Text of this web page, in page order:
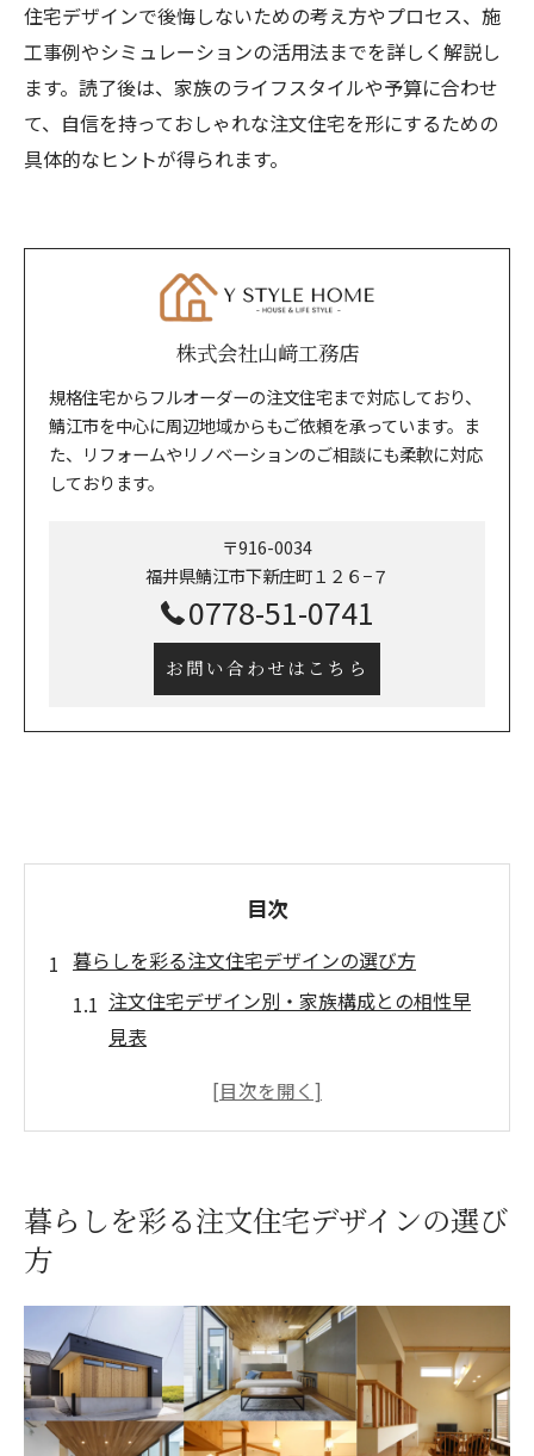
住宅デザインで後悔しないための考え方やプロセス、施
工事例やシミュレーションの活用法までを詳しく解説し
ます。読了後は、家族のライフスタイルや予算に合わせ
て、自信を持っておしゃれな注文住宅を形にするための
具体的なヒントが得られます。
株式会社山﨑工務店
規格住宅からフルオーダーの注文住宅まで対応しており、
鯖江市を中心に周辺地域からもご依頼を承っています。ま
た、リフォームやリノベーションのご相談にも柔軟に対応
しております。
〒916-0034
福井県鯖江市下新庄町１２６−７
0778-51-0741
お問い合わせはこちら
目次
暮らしを彩る注文住宅デザインの選び方
注文住宅デザイン別・家族構成との相性早
見表
理想の暮らし像から考える注文住宅デザイ
夫
おしゃれな家づくりに役立つ内装アイデア集
家デザイン内装の人気テイスト一覧表
おしゃれな注文住宅を演出する素材選び
注文住宅で取り入れたい照明と色使い
暮らしを彩る注文住宅デザインの選び
方